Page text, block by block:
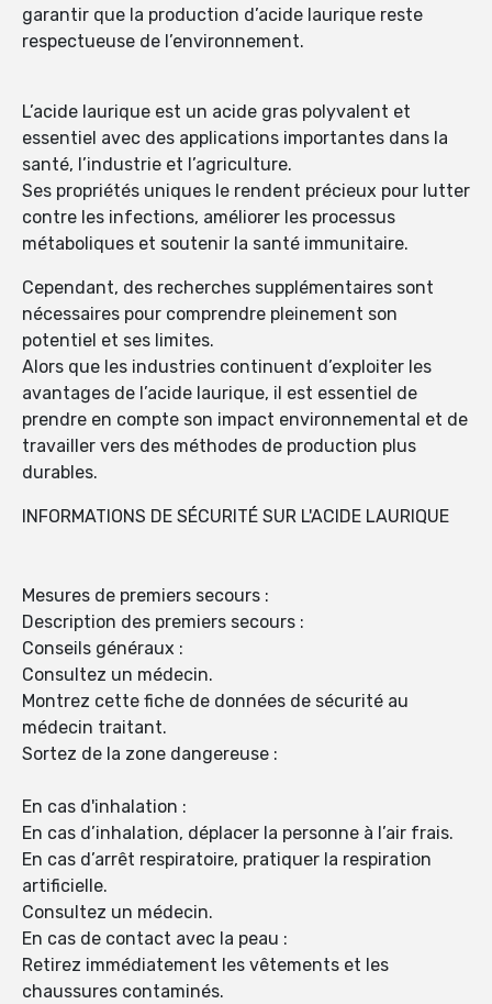
garantir que la production d’acide laurique reste
respectueuse de l’environnement.
L’acide laurique est un acide gras polyvalent et
essentiel avec des applications importantes dans la
santé, l’industrie et l’agriculture.
Ses propriétés uniques le rendent précieux pour lutter
contre les infections, améliorer les processus
métaboliques et soutenir la santé immunitaire.
Cependant, des recherches supplémentaires sont
nécessaires pour comprendre pleinement son
potentiel et ses limites.
Alors que les industries continuent d’exploiter les
avantages de l’acide laurique, il est essentiel de
prendre en compte son impact environnemental et de
travailler vers des méthodes de production plus
durables.
INFORMATIONS DE SÉCURITÉ SUR L'ACIDE LAURIQUE
Mesures de premiers secours :
Description des premiers secours :
Conseils généraux :
Consultez un médecin.
Montrez cette fiche de données de sécurité au
médecin traitant.
Sortez de la zone dangereuse :
En cas d'inhalation :
En cas d’inhalation, déplacer la personne à l’air frais.
En cas d’arrêt respiratoire, pratiquer la respiration
artificielle.
Consultez un médecin.
En cas de contact avec la peau :
Retirez immédiatement les vêtements et les
chaussures contaminés.